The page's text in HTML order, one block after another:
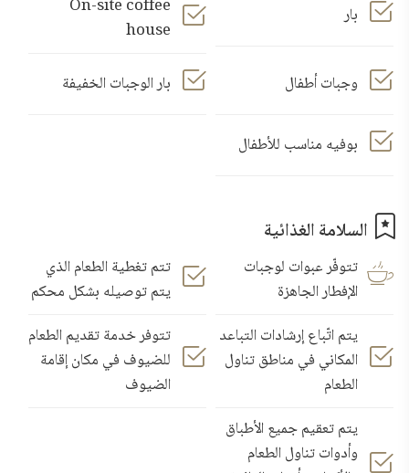
بار
On-site coffee
house
وجبات أطفال
بار الوجبات الخفيفة
بوفيه مناسب للأطفال
السلامة الغذائية
تتوفّر عبوات لوجبات
الإفطار الجاهزة
تتم تغطية الطعام الذي
يتم توصيله بشكل محكم
يتم اتّباع إرشادات التباعد
المكاني في مناطق تناول
الطعام
تتوفر خدمة تقديم الطعام
للضيوف في مكان إقامة
الضيوف
يتم تعقيم جميع الأطباق
وأدوات تناول الطعام